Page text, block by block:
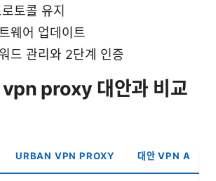
토콜 유지
웨어 업데이트
드 관리와 2단계 인증
proxy 대안과 비교
URBAN VPN PROXY 대안 VPN A